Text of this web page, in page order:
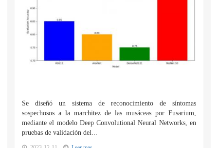
Se diseñó un sistema de reconocimiento de síntomas
sospechosos a la marchitez de las musáceas por Fusarium,
mediante el modelo Deep Convolutional Neural Networks, en
pruebas de validación del...